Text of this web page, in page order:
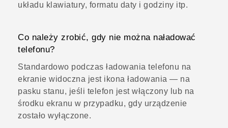
układu klawiatury, formatu daty i godziny itp.
Co należy zrobić, gdy nie można naładować
telefonu?
Standardowo podczas ładowania telefonu na
ekranie widoczna jest ikona ładowania — na
pasku stanu, jeśli telefon jest włączony lub na
środku ekranu w przypadku, gdy urządzenie
zostało wyłączone.